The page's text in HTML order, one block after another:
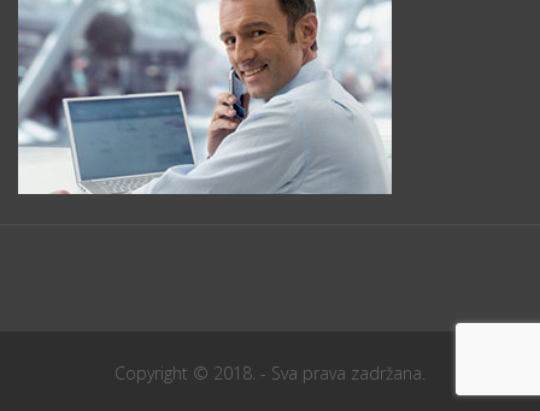
Copyright © 2018. - Sva prava zadržana.